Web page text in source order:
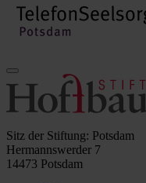
Sitz der Stiftung: Potsdam
Hermannswerder 7
14473 Potsdam